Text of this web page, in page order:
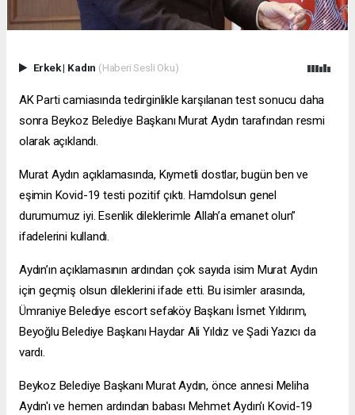
Erkek| Kadın (Haberi Sesli Oku)
AK Parti camiasında tedirginlikle karşılanan test sonucu daha
sonra Beykoz Belediye Başkanı Murat Aydın tarafından resmi
olarak açıklandı.
Murat Aydın açıklamasında, Kıymetli dostlar, bugün ben ve
eşimin Kovid-19 testi pozitif çıktı. Hamdolsun genel
durumumuz iyi. Esenlik dileklerimle Allah’a emanet olun”
ifadelerini kullandı.
Aydın’ın açıklamasının ardından çok sayıda isim Murat Aydın
için geçmiş olsun dileklerini ifade etti. Bu isimler arasında,
Ümraniye Belediye escort sefaköyBaşkanı İsmet Yıldırım,
Beyoğlu Belediye Başkanı Haydar Ali Yıldız ve Şadi Yazıcı da
vardı.
Beykoz Belediye Başkanı Murat Aydın, önce annesi Meliha
Aydın'ı ve hemen ardından babası Mehmet Aydın'ı Kovid-19